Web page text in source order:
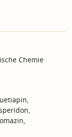
Chemie